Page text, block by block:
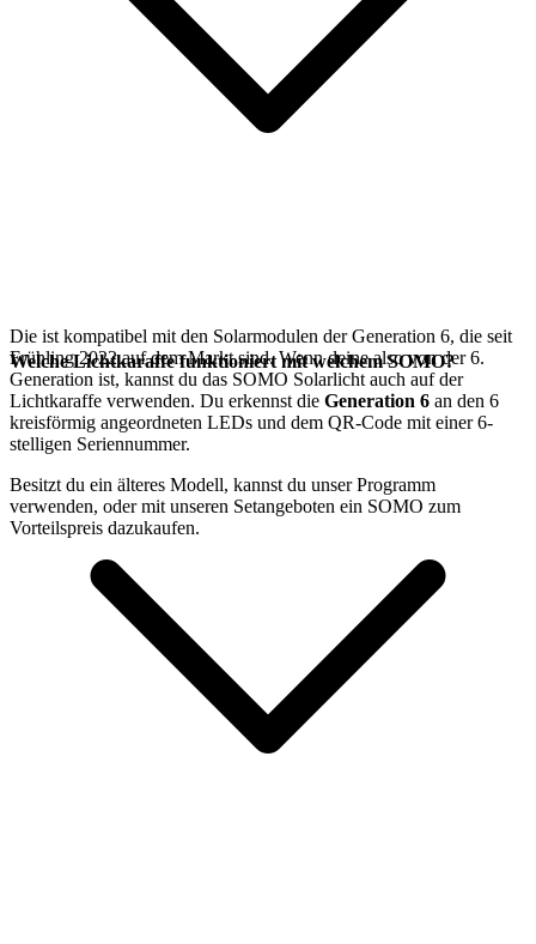
Die ist kompatibel mit den Solarmodulen der Generation 6, die seit
Frühling 2022 auf dem Markt sind. Wenn deinealso von der 6.
Generation ist, kannst du das SOMO Solarlicht auch auf der
Lichtkaraffe verwenden. Du erkennst die Generation 6 an den 6
kreisförmig angeordneten LEDs und dem QR-Code mit einer 6-
stelligen Seriennummer.
Besitzt du ein älteres Modell, kannst du unserProgramm
verwenden, oder mit unseren Setangeboten ein SOMO zum
Vorteilspreis dazukaufen.
Welche Lichtkaraffe funktioniert mit welchem SOMO?